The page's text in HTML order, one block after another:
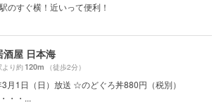
のすぐ横！近いって便利！
酒屋 日本海
より約120m （徒歩2分）
月1日（日）放送 ☆のどぐろ丼880円（税別）
・・...